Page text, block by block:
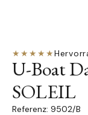
★★★★★
U-Boat
SOLEIL
9502/B